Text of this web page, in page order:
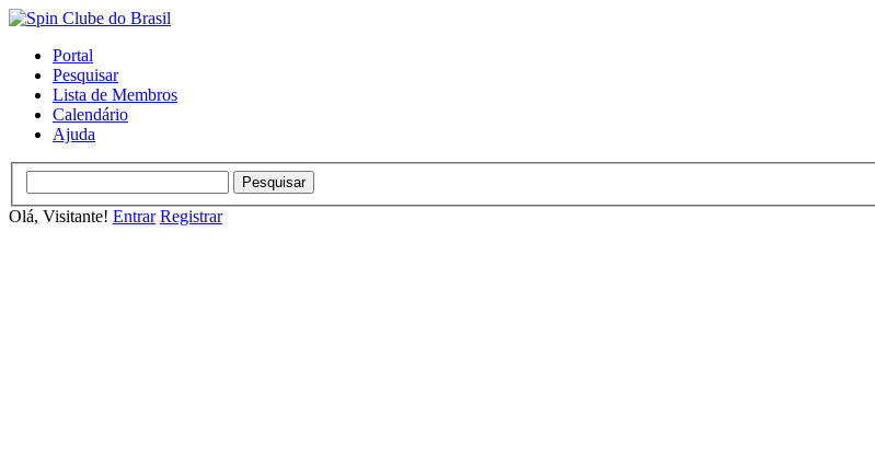
Portal
Pesquisar
Lista de Membros
Calendário
Ajuda
Olá, Visitante! Entrar Registrar